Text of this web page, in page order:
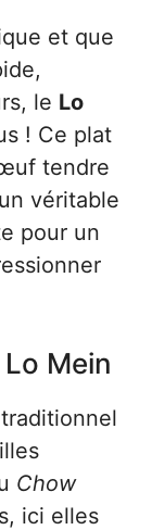
et que
le Lo
! Ce plat
tendre
véritable
pour un
Mein
Chow
ici elles